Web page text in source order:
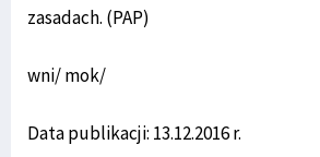
zasadach. (PAP)
wni/ mok/
Data publikacji: 13.12.2016 r.